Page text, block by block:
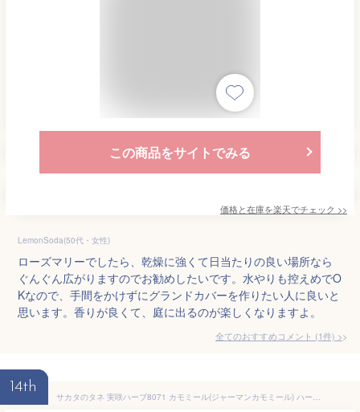
この商品をサイトでみる
価格と在庫を楽天でチェック >>
LemonSoda(50代・女性)
ローズマリーでしたら、乾燥に強くて日当たりの良い場所なら
ぐんぐん広がりますのでお勧めしたいです。水やりも控えめでO
Kなので、手間をかけずにグランドカバーを作りたい人に良いと
思います。香りが良くて、庭に出るのが楽しくなりますよ。
全てのおすすめコメント (1件) >
14th
サカタのタネ 実咲ハーブ8071 カモミール(ジャーマンカモミール) ハーブ 00928071